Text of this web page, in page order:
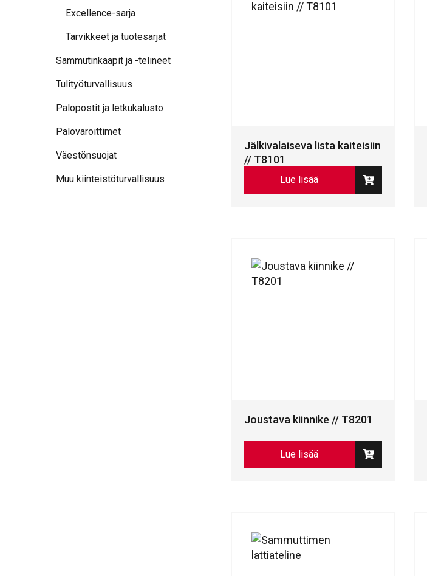
Excellence-sarja
Tarvikkeet ja tuotesarjat
Sammutinkaapit ja -telineet
Tulityöturvallisuus
Palopostit ja letkukalusto
Palovaroittimet
Väestönsuojat
Muu kiinteistöturvallisuus
Jälkivalaiseva lista kaiteisiin
// T8101
Lue lisää
Joustava kiinnike // T8201
Lue lisää